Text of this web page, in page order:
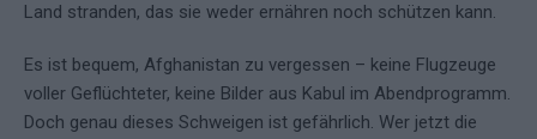
Land stranden, das sie weder ernähren noch schützen kann.
Es ist bequem, Afghanistan zu vergessen – keine Flugzeuge
voller Geflüchteter, keine Bilder aus Kabul im Abendprogramm.
Doch genau dieses Schweigen ist gefährlich. Wer jetzt die